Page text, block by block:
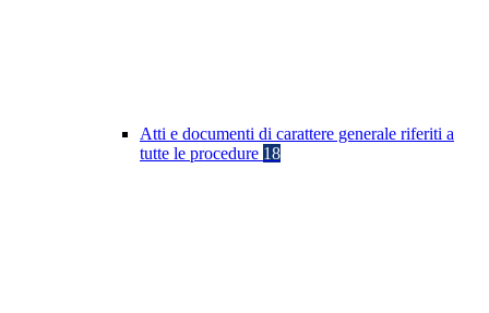
Atti e documenti di carattere generale riferiti a
tutte le procedure 18